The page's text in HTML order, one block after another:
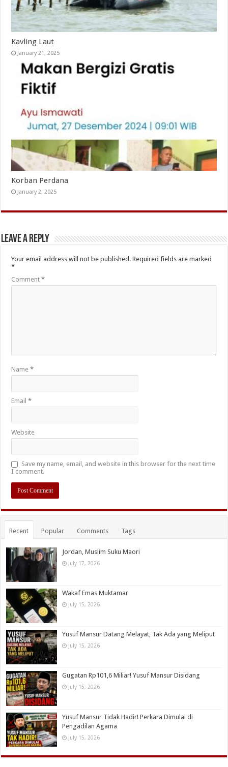
Kavling Laut
January 21, 2025
Korban Perdana
January 2, 2025
Leave a Reply
Your email address will not be published. Required fields are marked
*
Comment*
Name*
Email*
Website
Save my name, email, and website in this browser for the next time
I comment.
Recent Popular Comments Tags
Jordan, Muslim Suku Maori
July 17, 2026
Wakaf Emas Muktamar
July 15, 2026
Yusuf Mansur Datang Melayat, Tak Ada yang Meliput
July 15, 2026
Gugatan Rp101,6 Miliar! Yusuf Mansur Disidang
July 15, 2026
Yusuf Mansur Tidak Hadir! Perkara Dimulai di
Pengadilan Agama
July 15, 2026